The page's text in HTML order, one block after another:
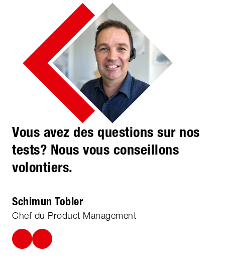
Vous avez des questions sur nos
tests? Nous vous conseillons
volontiers.
Schimun Tobler
Chef du Product Management